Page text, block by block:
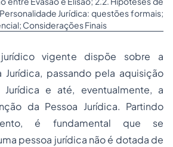
Jurídica: questões formais;
Considerações Finais
vigente dispõe sobre a
Jurídica, passando pela aquisição
Jurídica e até, eventualmente, a
da Pessoa Jurídica. Partindo
é fundamental que se
pessoa jurídica não é dotada de